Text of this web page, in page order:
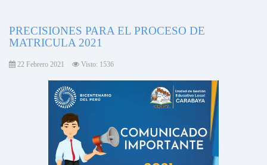
PRECISIONES PARA EL PROCESO DE
MATRICULA 2021
22 Febrero 2021 Visto: 1536